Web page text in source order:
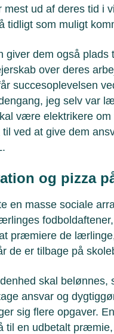
ud af deres tid i
tidligt som muligt
giver dem også
over deres
succesoplevelsen
jeg selv var
være elektrikere
ved at give dem
og pizza
en masse sociale
præmiere de
de er tilbage på
skal
ansvar og
sig flere opgaver.
til en udbetalt